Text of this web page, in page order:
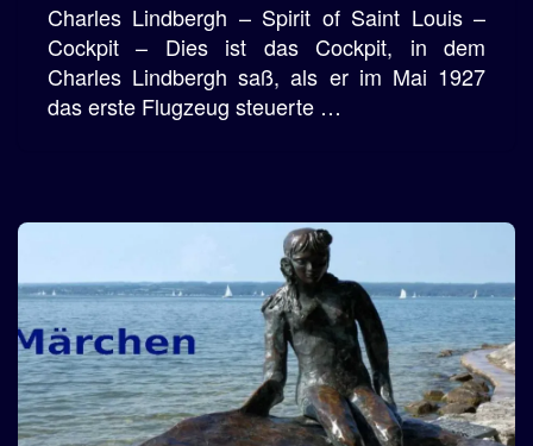
Charles Lindbergh – Spirit of Saint Louis –
Cockpit – Dies ist das Cockpit, in dem
Charles Lindbergh saß, als er im Mai 1927
das erste Flugzeug steuerte …